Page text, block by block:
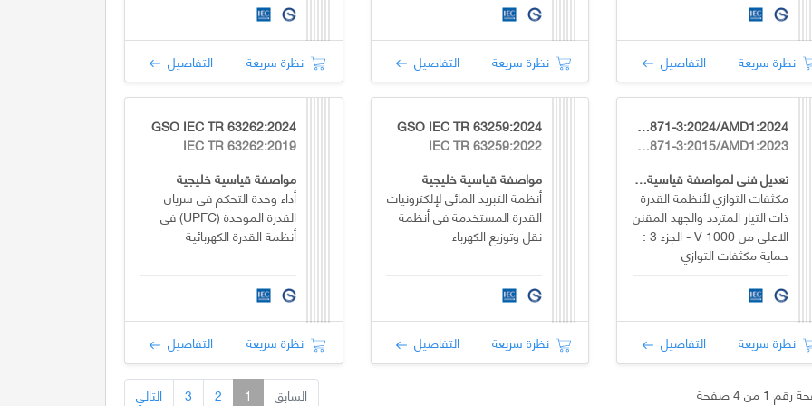
نظرة سريعة التفاصيل نظرة سريعة التفاصيل نظرة سريعة التفاصيل
GSO IEC TS 60871-3:2024/AMD1:2024
IEC TS 60871-3:2015/AMD1:2023
تعديل فني لمواصفة قياسية خليجية
مكثفات التوازي لأنظمة القدرة
ذات التيار المتردد والجهد المقنن
الاعلى من 1000 V - الجزء 3 :
حماية مكثفات التوازي
نظرة سريعة التفاصيل
GSO IEC TR 63259:2024
IEC TR 63259:2022
مواصفة قياسية خليجية
أنظمة التبريد المائي لإلكترونيات
القدرة المستخدمة في أنظمة
نقل وتوزيع الكهرباء
نظرة سريعة التفاصيل
GSO IEC TR 63262:2024
IEC TR 63262:2019
مواصفة قياسية خليجية
أداء وحدة التحكم في سريان
القدرة الموحدة (UPFC) في
أنظمة القدرة الكهربائية
نظرة سريعة التفاصيل
1 من 4 صفحة السابق 1
2
3 التالي